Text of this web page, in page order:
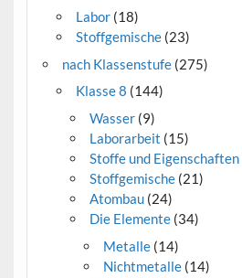
Labor(18)
Stoffgemische(23)
nach Klassenstufe(275)
Klasse 8 (144)
Wasser (9)
Laborarbeit (15)
Stoffe und Eigenschaften
Stoffgemische (21)
Atombau (24)
Die Elemente (34)
Metalle (14)
Nichtmetalle (14)